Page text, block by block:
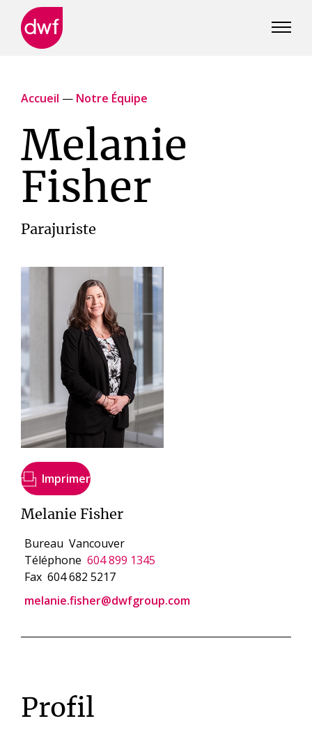
Accueil — Notre Équipe
Melanie
Fisher
Parajuriste
Imprimer
Melanie Fisher
Bureau Vancouver
Téléphone 604 899 1345
Fax 604 682 5217
melanie.fisher@dwfgroup.com
Profil